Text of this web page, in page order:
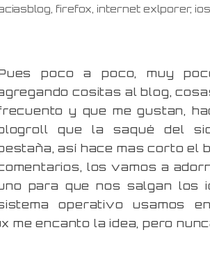
,firefox ,internet exlporer,ios
poco a poco, muy
cositas al blog,
y que me gustan,
que la saqué del
así hace mas corto el
los vamos a
para que nos salgan los
operativo usamos
me encanto la idea, pero